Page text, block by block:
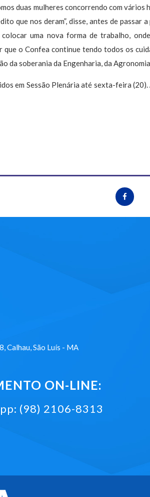
duas mulheres concorrendo com vários
que nos deram”, disse, antes de passar
uma nova forma de trabalho,
que o Confea continue tendo todos os
da soberania da Engenharia, da
em Sessão Plenária até sexta-feira
Calhau, São Luís - MA
ON-LINE:
(98) 2106-8313